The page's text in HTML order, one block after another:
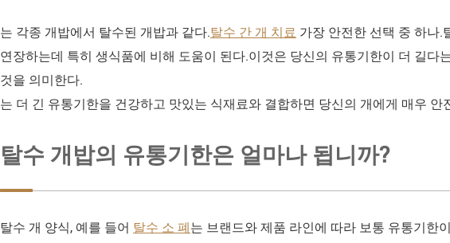
는 각종 개밥에서 탈수된 개밥과 같다.탈수 간 개 치료 가장 안전한 선택 중 하나.
연장하는데 특히 생식품에 비해 도움이 된다.이것은 당신의 유통기한이 더 길다
것을 의미한다.
는 더 긴 유통기한을 건강하고 맛있는 식재료와 결합하면 당신의 개에게 매우 안
탈수 개밥의 유통기한은 얼마나 됩니까?
탈수 개 양식, 예를 들어 탈수 소 폐는 브랜드와 제품 라인에 따라 보통 유통기한